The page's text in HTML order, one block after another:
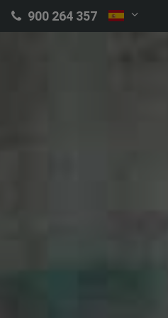
900 264 357